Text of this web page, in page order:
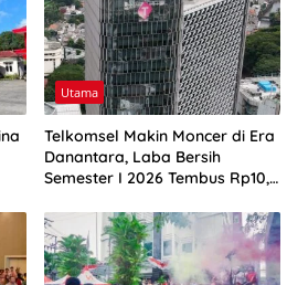
Utama
Telkomsel Makin Moncer di Era
Danantara, Laba Bersih
Semester I 2026 Tembus Rp10,4